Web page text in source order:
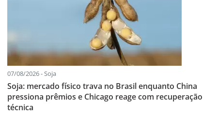
07/08/2026 - Soja
Soja: mercado físico trava no Brasil enquanto China
pressiona prêmios e Chicago reage com recuperação
técnica